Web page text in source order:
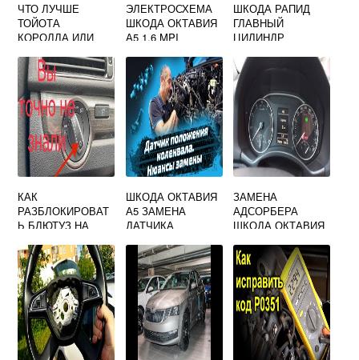
ЧТО ЛУЧШЕ
ТОЙОТА
КОРОЛЛА ИЛИ
ЭЛЕКТРОСХЕМА
ШКОДА ОКТАВИЯ
А5 1.6 MPI
ШКОДА РАПИД
ГЛАВНЫЙ
ЦИЛИНДР
КАК
РАЗБЛОКИРОВАТ
Ь БЛЮТУЗ НА
ШКОДА ОКТАВИЯ
А5 ЗАМЕНА
ДАТЧИКА
ЗАМЕНА
АДСОРБЕРА
ШКОДА ОКТАВИЯ